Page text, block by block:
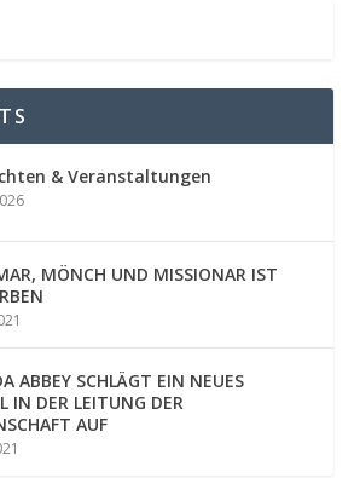
& Veranstaltungen
MÖNCH UND MISSIONAR IST
ABBEY SCHLÄGT EIN NEUES
IN DER LEITUNG DER
AUF